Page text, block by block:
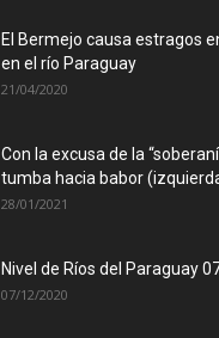
El Bermejo causa estragos
en el río Paraguay
21/04/2020
Con la excusa de la
tumba hacia babor
28/01/2021
Nivel de Ríos del Paraguay
07/12/2020